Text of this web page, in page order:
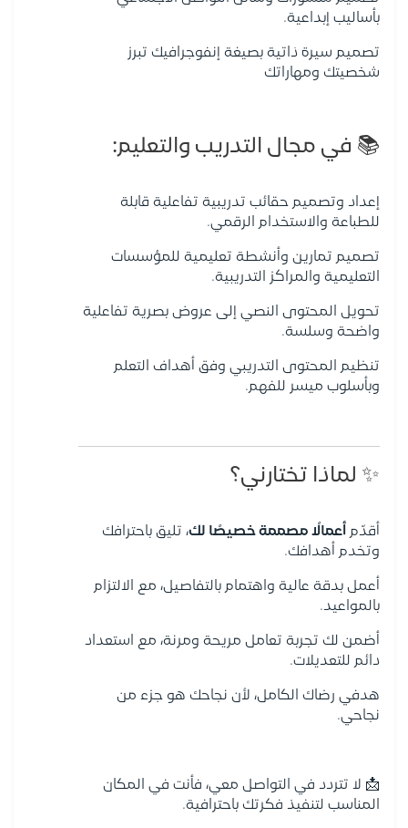
بأساليب إبداعية.
تصميم سيرة ذاتية بصيغة إنفوجرافيك تبرز
شخصيتك ومهاراتك
📚 في مجال التدريب والتعليم:
إعداد وتصميم حقائب تدريبية تفاعلية قابلة
للطباعة والاستخدام الرقمي.
تصميم تمارين وأنشطة تعليمية للمؤسسات
التعليمية والمراكز التدريبية.
تحويل المحتوى النصي إلى عروض بصرية تفاعلية
واضحة وسلسة.
تنظيم المحتوى التدريبي وفق أهداف التعلم
وبأسلوب ميسر للفهم.
✨ لماذا تختارني؟
أقدّم أعمالًا مصممة خصيصًا لك، تليق باحترافك
وتخدم أهدافك.
أعمل بدقة عالية واهتمام بالتفاصيل، مع الالتزام
بالمواعيد.
أضمن لك تجربة تعامل مريحة ومرنة، مع استعداد
دائم للتعديلات.
هدفي رضاك الكامل، لأن نجاحك هو جزء من
نجاحي.
📩 لا تتردد في التواصل معي، فأنت في المكان
المناسب لتنفيذ فكرتك باحترافية.